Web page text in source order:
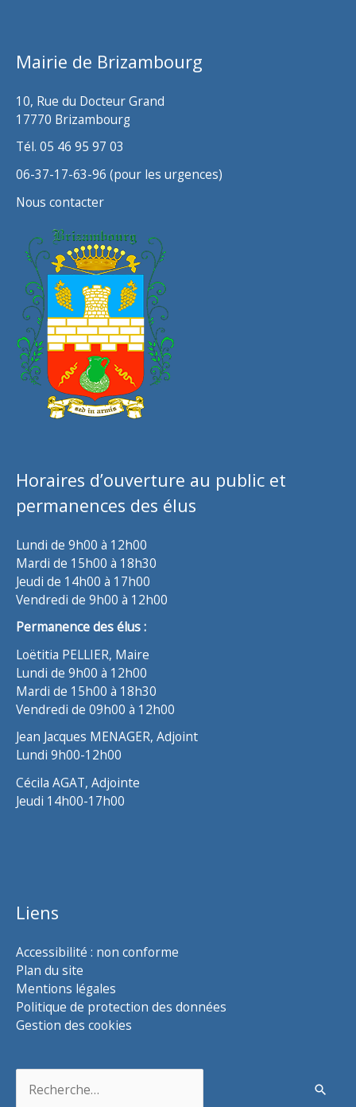
Mairie de Brizambourg
10, Rue du Docteur Grand
17770 Brizambourg
Tél. 05 46 95 97 03
06-37-17-63-96 (pour les urgences)
Nous contacter
Horaires d’ouverture au public et
permanences des élus
Lundi de 9h00 à 12h00
Mardi de 15h00 à 18h30
Jeudi de 14h00 à 17h00
Vendredi de 9h00 à 12h00
Permanence des élus :
Loëtitia PELLIER, Maire
Lundi de 9h00 à 12h00
Mardi de 15h00 à 18h30
Vendredi de 09h00 à 12h00
Jean Jacques MENAGER, Adjoint
Lundi 9h00-12h00
Cécila AGAT, Adjointe
Jeudi 14h00-17h00
Liens
Accessibilité : non conforme
Plan du site
Mentions légales
Politique de protection des données
Gestion des cookies